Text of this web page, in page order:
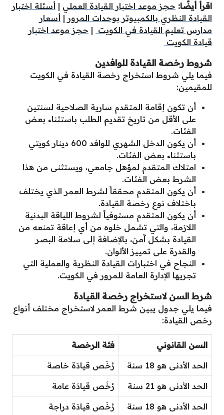
اقرأ أيضًا: حجز موعد اختبار القيادة العملي | أسئلة اختبار
القيادة النظري بالكمبيوتر بوحدات المرور | أسعار
مدارس تعليم القيادة في الكويت | حجز موعد اختبار
قيادة الكويت
شروط رخصة القيادة للوافدين
فيما يلي شروط استخراج رخصة القيادة في الكويت
للمقيمين:
أن تكون إقامة المتقدم سارية الصلاحية لسنتين
على الأقل من تاريخ تقديم الطلب باستثناء بعض
الفئات.
أن يكون الدخل الشهري للوافد 600 دينار كويتي
باستثناء بعض الفئات.
امتلاك المتقدم لمؤهل جامعي، ويستثنى من هذا
الشرط بعض الفئات.
أن يكون المتقدم محققاََ لشرط العمر الذي يختلف
باختلاف نوع رخصة القيادة.
أن يكون المتقدم مستوفياً لشروط اللياقة البدنية
اللازمة، والتي تشمل خلوه من أي إعاقة تمنعه من
القيادة بشكل آمن، بالإضافة إلى سلامة البصر
والقدرة على تمييز الألوان.
النجاح في اختبارات القيادة النظرية والعملية التي
تجريها الإدارة العامة للمرور في الكويت.
شرط السن لاستخراج رخصة القيادة
فيما يلي جدول يبين شرط العمر لاستخراج مختلف أنواع
رخص القيادة:
السن القانوني فئة الرخصة
الحد الأدنى هو 18 سنة رُخَص قيادَة خاصة
الحد الأدنى هو 21 سنة رُخَص قيادَة عامة
الحد الأدنى هو 18 سنة رُخَص قيادَة دراجة